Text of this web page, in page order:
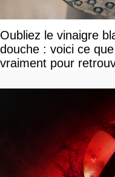
Oubliez le vinaigre
douche : voici ce
vraiment pour